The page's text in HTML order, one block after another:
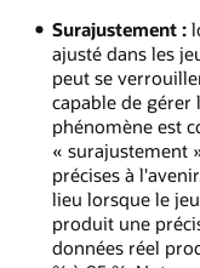
Surajustement :
ajusté dans les
peut se
capable de gérer
phénomène est
« surajustement
précises à
lieu lorsque le
produit une
données réel